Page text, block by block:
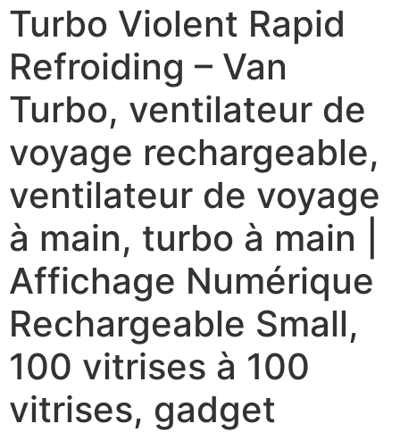
Turbo Violent Rapid
Refroiding – Van
Turbo, ventilateur de
voyage rechargeable,
ventilateur de voyage
à main, turbo à main |
Affichage Numérique
Rechargeable Small,
100 vitrises à 100
vitrises, gadget